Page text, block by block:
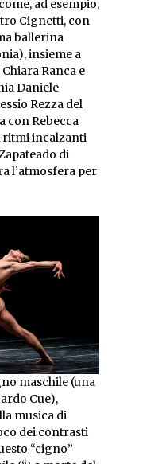
ad esempio,
Cignetti, con
ballerina
insieme a
Ranca e
Daniele
Rezza del
con Rebecca
ritmi incalzanti
di
l’atmosfera per
maschile (una
Cue),
musica di
dei contrasti
“cigno”